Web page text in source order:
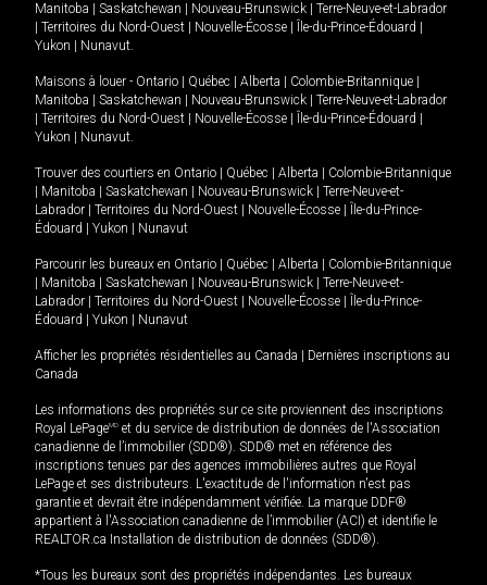
Manitoba
Saskatchewan Nouveau-Brunswick
Terre-Neuve-et-Labrador
Territoires du Nord-Ouest Nouvelle-Écosse Île-du-Prince-Édouard
Yukon
Nunavut.
Maisons à louer - Ontario Québec Alberta Colombie-Britannique
Manitoba
Saskatchewan Nouveau-Brunswick
Terre-Neuve-et-Labrador
Territoires du Nord-Ouest Nouvelle-Écosse Île-du-Prince-Édouard
Yukon
Nunavut.
Trouver des courtiers en Ontario Québec Alberta
Colombie-Britannique
Manitoba Saskatchewan Nouveau-Brunswick
Terre-Neuve-et-
Labrador
Territoires du Nord-Ouest Nouvelle-Écosse
Île-du-Prince-
Édouard
Yukon Nunavut
Parcourir les bureaux en Ontario Québec Alberta
Colombie-Britannique
Manitoba Saskatchewan Nouveau-Brunswick
Terre-Neuve-et-
Labrador
Territoires du Nord-Ouest Nouvelle-Écosse
Île-du-Prince-
Édouard
Yukon Nunavut
Afficher les propriétés résidentielles au Canada
Dernières inscriptions au
Canada
Les informations des propriétés sur ce site proviennent des inscriptions
Royal LePageMD et du service de distribution de données de l'Association
canadienne de l’immobilier (SDD®). SDD® met en référence des
inscriptions tenues par des agences immobilières autres que Royal
LePage et ses distributeurs. L'exactitude de l'information n'est pas
garantie et devrait être indépendamment vérifiée. La marque DDF®
appartient à l'Association canadienne de l’immobilier (ACI) et identifie le
REALTOR.ca Installation de distribution de données (SDD®).
*Tous les bureaux sont des propriétés indépendantes. Les bureaux